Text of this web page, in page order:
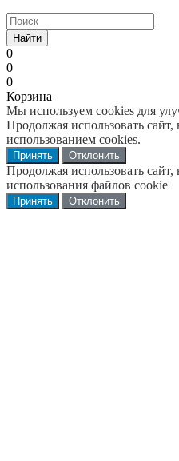
Найти
0
0
0
Корзина
Мы используем cookies для
Продолжая использовать сайт,
использованием cookies.
Принять Отклонить
Продолжая использовать
использования файлов cookie
Принять Отклонить